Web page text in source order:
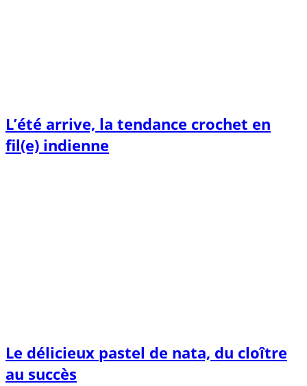
L’été arrive, la tendance crochet en
fil(e) indienne
Le délicieux pastel de nata, du cloître
au succès